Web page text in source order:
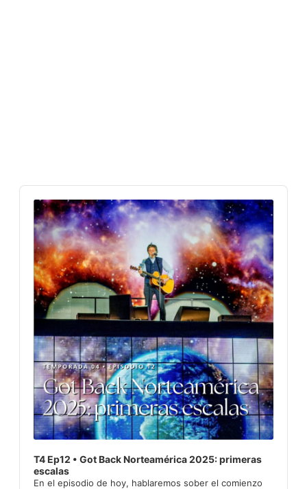
Audio
Player
T4 Ep12 • Got Back Norteamérica 2025: primeras
escalas
En el episodio de hoy, hablaremos sober el comienzo